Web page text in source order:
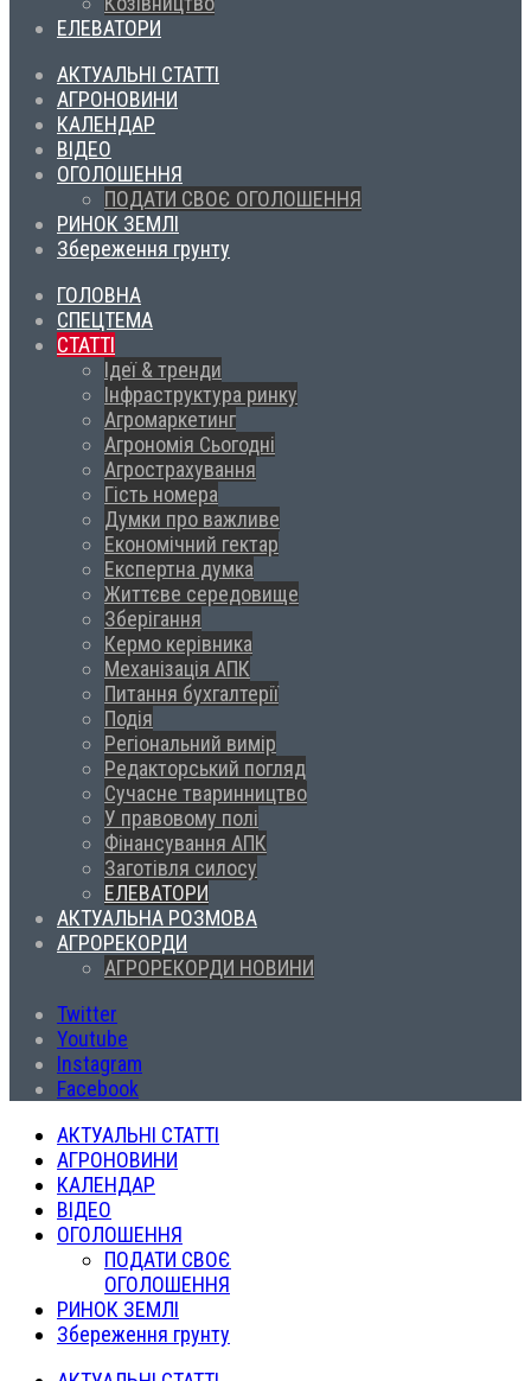
ЕЛЕВАТОРИ
АКТУАЛЬНІ СТАТТІ
АГРОНОВИНИ
КАЛЕНДАР
ВІДЕО
ОГОЛОШЕННЯ
ПОДАТИ СВОЄ ОГОЛОШЕННЯ
РИНОК ЗЕМЛІ
Збереження грунту
ГОЛОВНА
СПЕЦТЕМА
СТАТТІ
Ідеї & тренди
Інфраструктура ринку
Агромаркетинг
Агрономія Сьогодні
Агрострахування
Гість номера
Думки про важливе
Економічний гектар
Експертна думка
Життєве середовище
Зберігання
Кермо керівника
Механізація АПК
Питання бухгалтерії
Подія
Регіональний вимір
Редакторський погляд
Сучасне тваринництво
У правовому полі
Фінансування АПК
Заготівля силосу
ЕЛЕВАТОРИ
АКТУАЛЬНА РОЗМОВА
АГРОРЕКОРДИ
АГРОРЕКОРДИ НОВИНИ
Twitter
Youtube
Instagram
Facebook
АКТУАЛЬНІ СТАТТІ
АГРОНОВИНИ
КАЛЕНДАР
ВІДЕО
ОГОЛОШЕННЯ
ПОДАТИ СВОЄ
ОГОЛОШЕННЯ
РИНОК ЗЕМЛІ
Збереження грунту